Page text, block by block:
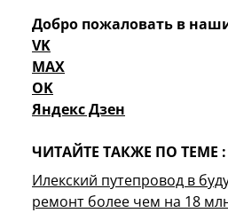
Добро пожаловать в
VK
MAX
OK
Яндекс Дзен
ЧИТАЙТЕ ТАКЖЕ ПО ТЕМЕ :
Илекский путепровод в
ремонт более чем на 18